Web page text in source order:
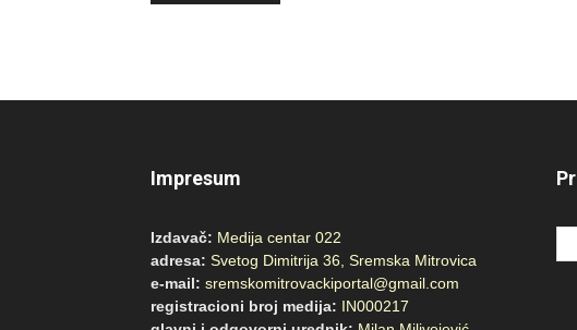
Impresum
Izdavač: Medija centar 022
adresa: Svetog Dimitrija 36, Sremska Mitrovica
e-mail: sremskomitrovackiportal@gmail.com
registracioni broj medija: IN000217